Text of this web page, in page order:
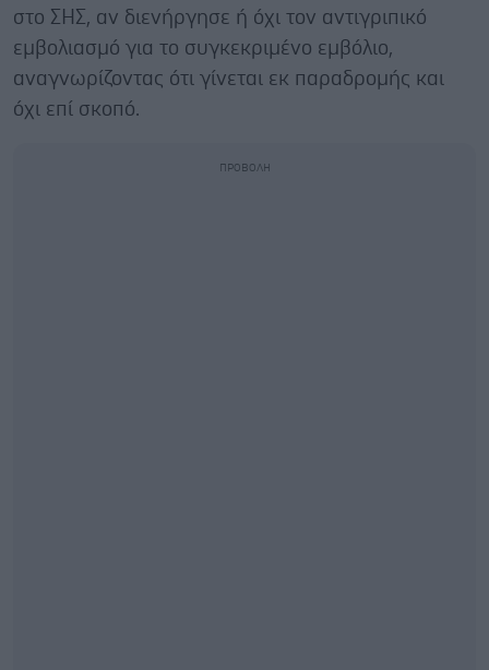
στο ΣΗΣ, αν διενήργησε ή όχι τον αντιγριπικό
εμβολιασμό για το συγκεκριμένο εμβόλιο,
αναγνωρίζοντας ότι γίνεται εκ παραδρομής και
όχι επί σκοπό.